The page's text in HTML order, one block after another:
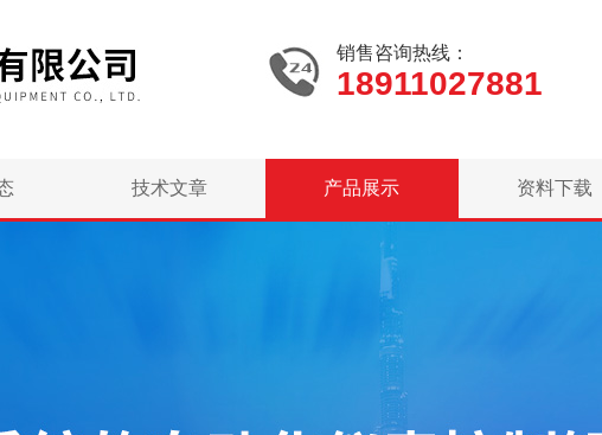
销售咨询热线：
18911027881
技术文章 产品展示 资料下载